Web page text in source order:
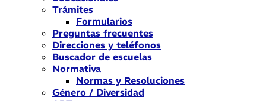
Trámites
Formularios
Preguntas frecuentes
Direcciones y teléfonos
Buscador de escuelas
Normativa
Normas y Resoluciones
Género / Diversidad